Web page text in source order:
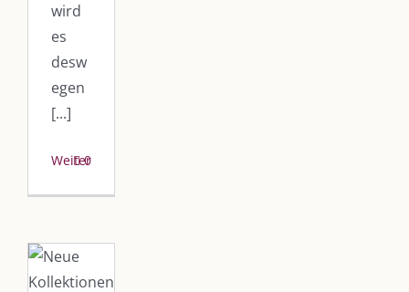
wird
es
desw
egen
[...]
Weiterlesen
0
Post
von